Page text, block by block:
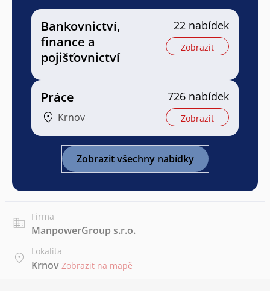
Bankovnictví,
finance a
pojišťovnictví
22 nabídek
Zobrazit
Práce
Krnov
726 nabídek
Zobrazit
Zobrazit všechny nabídky
Firma
ManpowerGroup s.r.o.
Lokalita
Krnov Zobrazit na mapě